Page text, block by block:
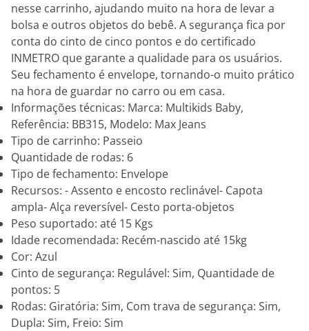
nesse carrinho, ajudando muito na hora de levar a
bolsa e outros objetos do bebê. A segurança fica por
conta do cinto de cinco pontos e do certificado
INMETRO que garante a qualidade para os usuários.
Seu fechamento é envelope, tornando-o muito prático
na hora de guardar no carro ou em casa.
Informações técnicas: Marca: Multikids Baby,
Referência: BB315, Modelo: Max Jeans
Tipo de carrinho: Passeio
Quantidade de rodas: 6
Tipo de fechamento: Envelope
Recursos: - Assento e encosto reclinável- Capota
ampla- Alça reversível- Cesto porta-objetos
Peso suportado: até 15 Kgs
Idade recomendada: Recém-nascido até 15kg
Cor: Azul
Cinto de segurança: Regulável: Sim, Quantidade de
pontos: 5
Rodas: Giratória: Sim, Com trava de segurança: Sim,
Dupla: Sim, Freio: Sim